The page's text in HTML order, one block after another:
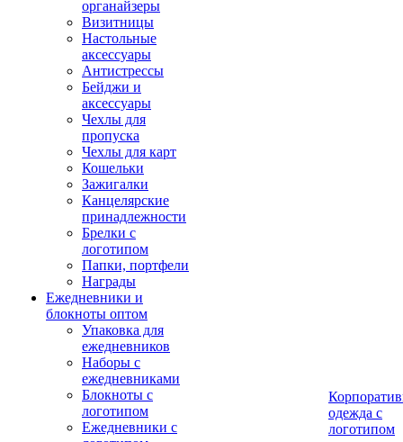
органайзеры
Визитницы
Настольные
аксессуары
Антистрессы
Бейджи и
аксессуары
Чехлы для
пропуска
Чехлы для карт
Кошельки
Зажигалки
Канцелярские
принадлежности
Брелки с
логотипом
Папки, портфели
Награды
Ежедневники и
блокноты оптом
Упаковка для
ежедневников
Наборы с
ежедневниками
Блокноты с
логотипом
Ежедневники с
одежда с
логотипом